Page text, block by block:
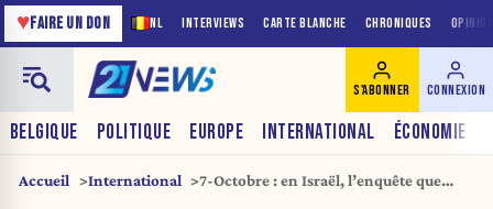
NL INTERVIEWS CARTE BLANCHE CHRONIQUES
♥FAIRE UN DON
BELGIQUE POLITIQUE EUROPE INTERNATIONAL ÉCONOMIE
S'ABONNER CONNEXION
Accueil International
7-Octobre : en Israël, l’enquête que